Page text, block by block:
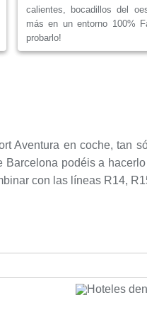
calientes, bocadillos del
más en un entorno 100%
probarlo!
Aventura en coche, tan
podéis a hacerlo
con las líneas R14,